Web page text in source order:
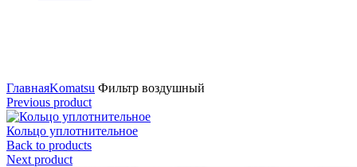
ГлавнаяKomatsu Фильтр воздушный
Previous product
Кольцо уплотнительное
Back to products
Next product